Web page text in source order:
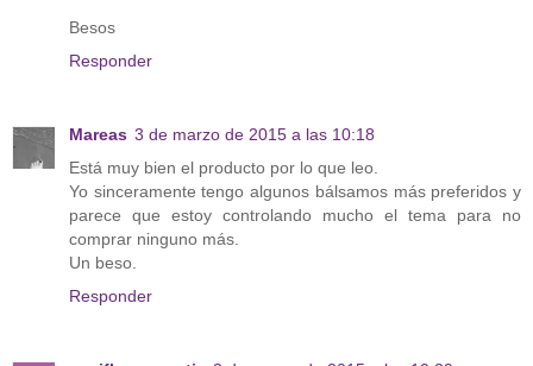
Besos
Responder
Mareas 3 de marzo de 2015 a las 10:18
Está muy bien el producto por lo que leo.
Yo sinceramente tengo algunos bálsamos más preferidos y
parece que estoy controlando mucho el tema para no
comprar ninguno más.
Un beso.
Responder